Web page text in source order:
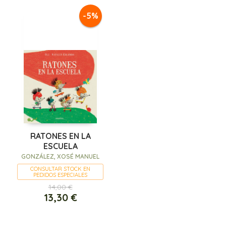
-5%
RATONES EN LA
ESCUELA
GONZÁLEZ, XOSÉ MANUEL
CONSULTAR STOCK EN
PEDIDOS ESPECIALES
14,00 €
13,30 €